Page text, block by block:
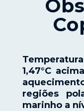
1,47°C
regiões
marinho a